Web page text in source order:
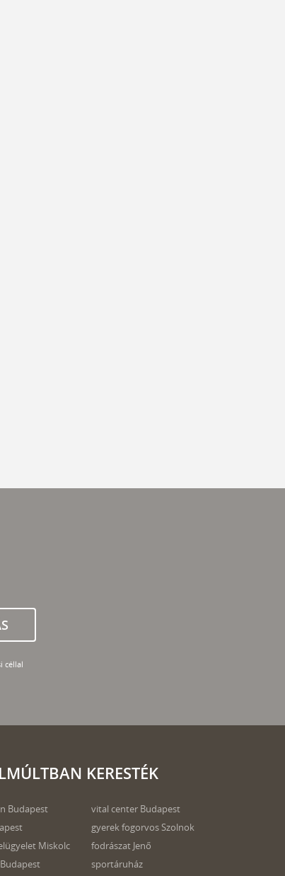
céllal
KERESTÉK
Budapest
Miskolc
vital center Budapest
gyerek fogorvos Szolnok
fodrászat Jenő
sportáruház